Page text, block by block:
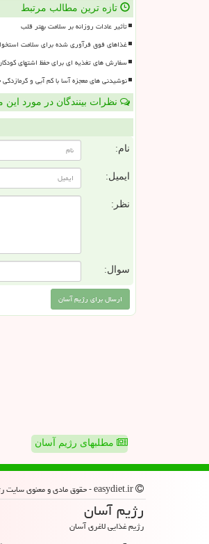
تازه ترین مطالب مرتبط
تأثیر عادات روزانه بر سلامت بهتر قلب
غذاهای فوق فرآوری شده برای سلامت
سفارش های تغذیه ای برای حفظ اشتهای
نوشیدنی های معجزه آسا با کم آبی و
نظرات بینندگان در مورد
نام:
ایمیل:
نظر:
سوال:
مطلبهای رژیم آسان
رژیم آسان
رژیم غذایی لاغری آسان